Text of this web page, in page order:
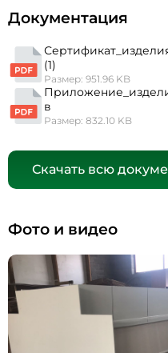
Документация
(1)
Размер: 951.96 KB
в
Размер: 832.10 KB
Скачать всю
Фото и видео